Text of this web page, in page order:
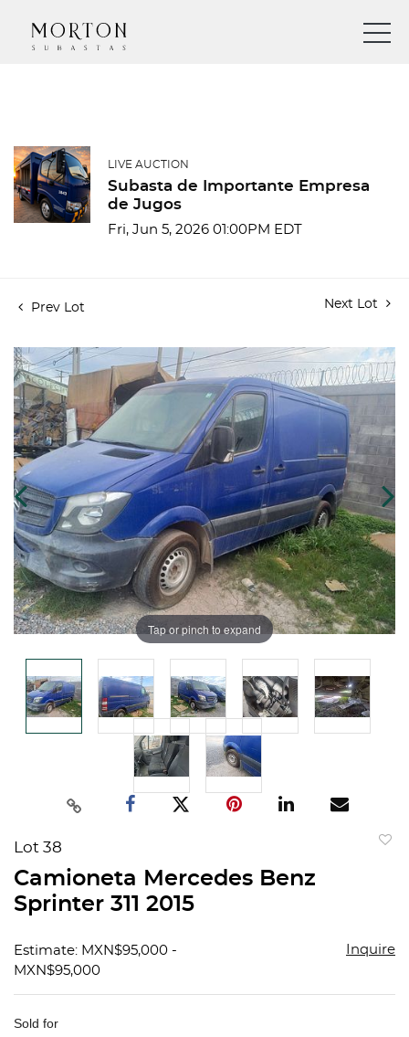
LIVE AUCTION
Subasta de Importante Empresa
de Jugos
Fri, Jun 5, 2026 01:00PM EDT
Prev Lot Next Lot
Tap or pinch to expand
Lot 38
Camioneta Mercedes Benz
Sprinter 311 2015
Estimate: MXN$95,000 -
MXN$95,000
Inquire
Sold for